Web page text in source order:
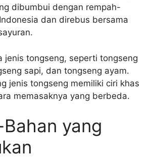
dibumbui dengan rempah-
dan direbus bersama
jenis tongseng, seperti tongseng
sapi, dan tongseng ayam.
jenis tongseng memiliki ciri khas
memasaknya yang berbeda.
yang